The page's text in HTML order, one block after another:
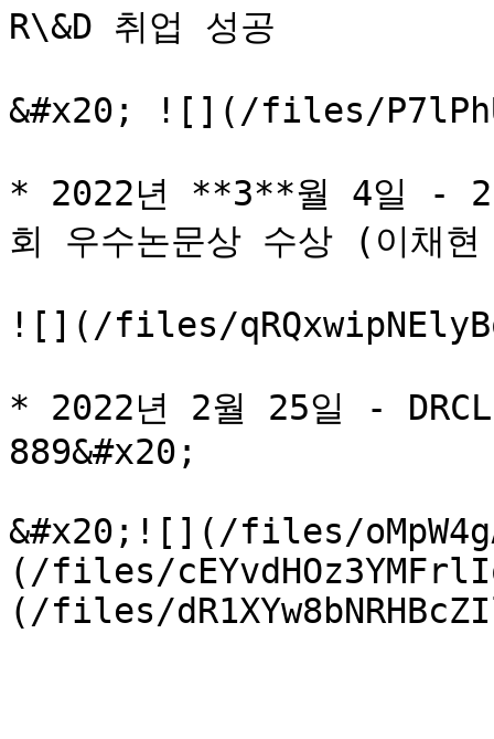
R\&D 취업 성공
&#x20; ![](/files/
* 2022년 **3**월 4일 -
회 우수논문상 수상 (이채
![](/files/
* 2022년 2월 25일 -
889&#x20;
&#x20;![](/files/
(/files/